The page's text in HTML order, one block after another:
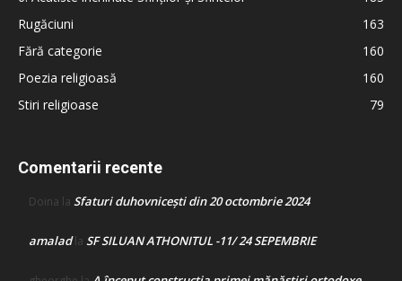
Rugăciuni
163
Fără categorie
160
Poezia religioasă
160
Stiri religioase
79
Comentarii recente
Doina la Sfaturi duhovnicești din 20 octombrie 2024
amaladla SF SILUAN ATHONITUL -11/ 24 SEPEMBRIE